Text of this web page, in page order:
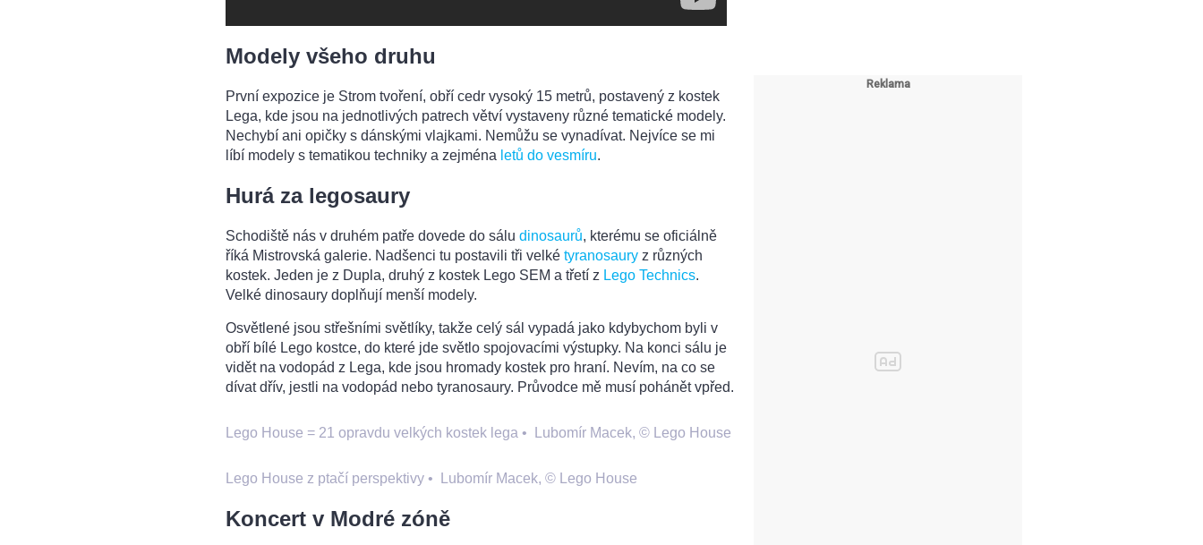
Modely všeho druhu
První expozice je Strom tvoření, obří cedr vysoký 15 metrů, postavený z kostek
Lega, kde jsou na jednotlivých patrech větví vystaveny různé tematické modely.
Nechybí ani opičky s dánskými vlajkami. Nemůžu se vynadívat. Nejvíce se mi
líbí modely s tematikou techniky a zejména letů do vesmíru.
Hurá za legosaury
Schodiště nás v druhém patře dovede do sálu dinosaurů, kterému se oficiálně
říká Mistrovská galerie. Nadšenci tu postavili tři velké tyranosaury z různých
kostek. Jeden je z Dupla, druhý z kostek Lego SEM a třetí z Lego Technics.
Velké dinosaury doplňují menší modely.
Osvětlené jsou střešními světlíky, takže celý sál vypadá jako kdybychom byli v
obří bílé Lego kostce, do které jde světlo spojovacími výstupky. Na konci sálu je
vidět na vodopád z Lega, kde jsou hromady kostek pro hraní. Nevím, na co se
dívat dřív, jestli na vodopád nebo tyranosaury. Průvodce mě musí pohánět vpřed.
Lego House = 21 opravdu velkých kostek lega • Lubomír Macek, © Lego House
Lego House z ptačí perspektivy • Lubomír Macek, © Lego House
Koncert v Modré zóně